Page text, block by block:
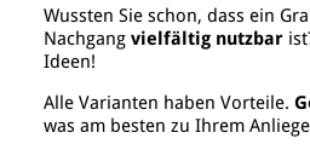
Wussten Sie schon, dass ein
Nachgang vielfältig nutzbar
Ideen!
Alle Varianten haben Vorteile.
was am besten zu Ihrem